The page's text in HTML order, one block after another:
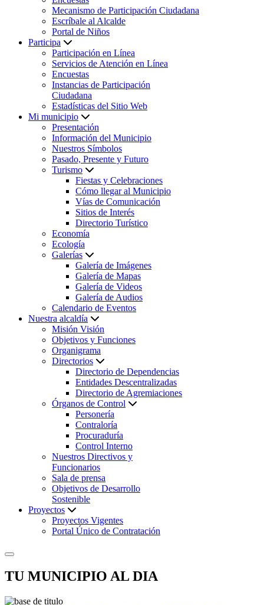
Mecanismo de Participación Ciudadana
Escríbale al Alcalde
Portal de Niños
Participa
Participación en Línea
Servicios de Atención en Línea
Encuestas
Instancias de Participación
Ciudadana
Estadísticas del Sitio Web
Mi municipio
Presentación
Información del Municipio
Nuestros Símbolos
Pasado, Presente y Futuro
Turismo
Fiestas y Celebraciones
Cómo llegar al Municipio
Vías de Comunicación
Sitios de Interés
Directorio Turístico
Economía
Ecología
Galerías
Galería de Imágenes
Galería de Mapas
Galería de Videos
Galería de Audios
Calendario de Eventos
Nuestra alcaldía
Misión Visión
Objetivos y Funciones
Organigrama
Directorios
Directorio de Dependencias
Entidades Descentralizadas
Directorio de Agremiaciones
Órganos de Control
Personería
Contraloría
Procuraduría
Control Interno
Nuestros Directivos y
Funcionarios
Sala de prensa
Objetivos de Desarrollo
Sostenible
Proyectos
Proyectos Vigentes
Portal Único de Contratación
TU MUNICIPIO AL DIA